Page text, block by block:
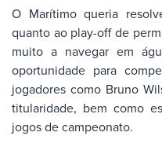
O Marítimo queria
quanto ao play-off de
muito a navegar em
oportunidade para
jogadores como Bruno
titularidade, bem como
jogos de campeonato.